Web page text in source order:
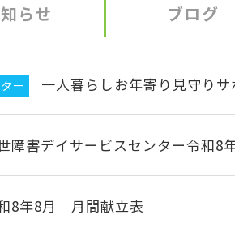
らせ ブログ
ー 一人暮らしお年寄り見守り
障害デイサービスセンター令和
8年8月 月間献立表